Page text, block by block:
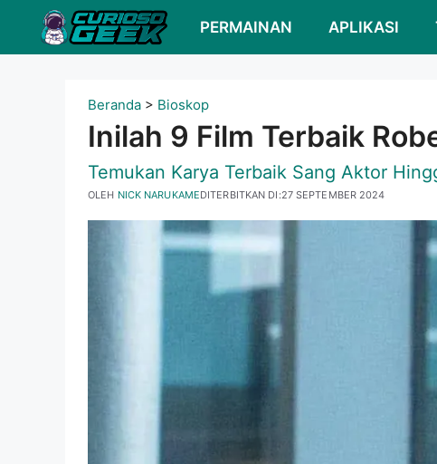
Loncat
PERMAINAN APLIKASI
Beranda > Bioskop
Inilah 9 Film Terbaik
Temukan Karya Terbaik Sang Aktor
DITERBITKAN DI:27 SEPTEMBER 2024
OLEH NICK NARUKAME